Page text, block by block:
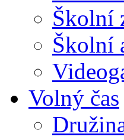
Školní
Školní
Volný čas